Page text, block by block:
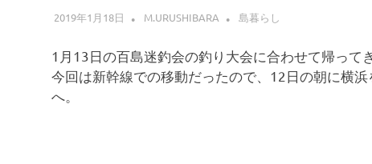
2019年1月18日 M.URUSHIBARA 島暮らし
1月13日の百島迷釣会の釣り大会に合わせて帰って
今回は新幹線での移動だったので、12日の朝に横
へ。